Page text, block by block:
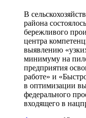
В
района
бережливого
центра
выявлению
минимуму на
предприятия
работе» и
в оптимизации
федерального
входящего в